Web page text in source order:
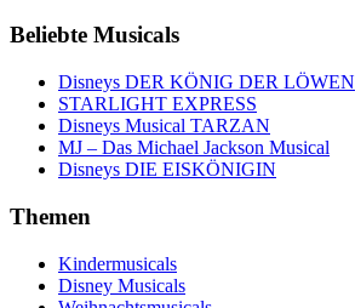
Beliebte Musicals
Disneys DER KÖNIG DER LÖWEN
STARLIGHT EXPRESS
Disneys Musical TARZAN
MJ – Das Michael Jackson Musical
Disneys DIE EISKÖNIGIN
Themen
Kindermusicals
Disney Musicals